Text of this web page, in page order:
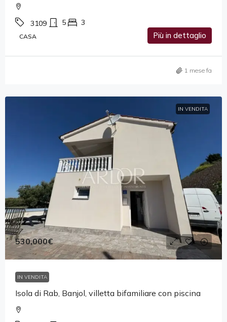
3109 5 3
CASA Più in dettaglio
1 mese fa
IN VENDITA
530,000€
IN VENDITA
Isola di Rab, Banjol, villetta bifamiliare con piscina